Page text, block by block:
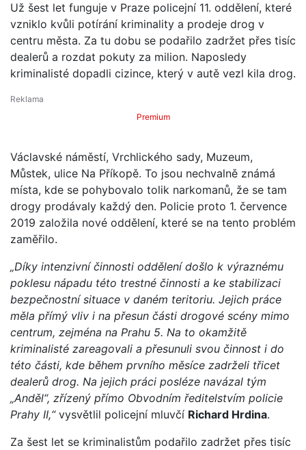
Už šest let funguje v Praze policejní 11. oddělení, které
vzniklo kvůli potírání kriminality a prodeje drog v
centru města. Za tu dobu se podařilo zadržet přes tisíc
dealerů a rozdat pokuty za milion. Naposledy
kriminalisté dopadli cizince, který v autě vezl kila drog.
Premium
Václavské náměstí, Vrchlického sady, Muzeum,
Můstek, ulice Na Příkopě. To jsou nechvalně známá
místa, kde se pohybovalo tolik narkomanů, že se tam
drogy prodávaly každý den. Policie proto 1. července
2019 založila nové oddělení, které se na tento problém
zaměřilo.
„Díky intenzivní činnosti oddělení došlo k výraznému
poklesu nápadu této trestné činnosti a ke stabilizaci
bezpečnostní situace v daném teritoriu. Jejich práce
měla přímý vliv i na přesun části drogové scény mimo
centrum, zejména na Prahu 5. Na to okamžitě
kriminalisté zareagovali a přesunuli svou činnost i do
této části, kde během prvního měsíce zadrželi třicet
dealerů drog. Na jejich práci posléze navázal tým
„Anděl“, zřízený přímo Obvodním ředitelstvím policie
Prahy II,“ vysvětlil policejní mluvčí Richard Hrdina.
Za šest let se kriminalistům podařilo zadržet přes tisíc